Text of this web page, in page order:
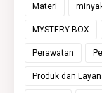
Materi
MYSTERY BOX
Perawatan
Produk dan